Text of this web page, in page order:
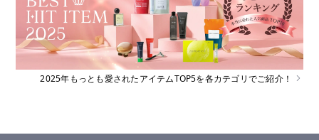
2025年もっとも愛されたアイテムTOP5を各カテゴリでご紹介！